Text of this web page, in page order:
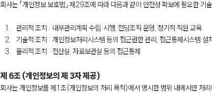
회사는 「개인정보 보호법」 제29조에 따라 다음과 같이 안전성 확보에 필요한 기
관리적 조치 : 내부관리계획 수립·시행, 전담조직 운영, 정기적 직원 교육
기술적 조치 : 개인정보처리시스템 등의 접근권한 관리, 접근통제시스템
물리적 조치 : 전산실, 자료보관실 등의 접근통제
제 6조 (개인정보의 제 3자 제공)
회사는 개인정보를 제1조(개인정보의 처리 목적)에서 명시한 범위 내에서만 처